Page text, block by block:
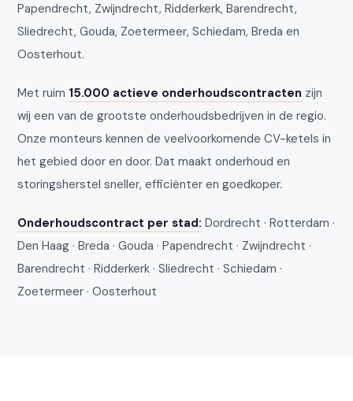
Papendrecht, Zwijndrecht, Ridderkerk, Barendrecht,
Sliedrecht, Gouda, Zoetermeer, Schiedam, Breda en
Oosterhout.
Met ruim 15.000 actieve onderhoudscontracten zijn
wij een van de grootste onderhoudsbedrijven in de regio.
Onze monteurs kennen de veelvoorkomende CV-ketels in
het gebied door en door. Dat maakt onderhoud en
storingsherstel sneller, efficiënter en goedkoper.
Onderhoudscontract per stad: Dordrecht ·Rotterdam ·
Den Haag ·Breda ·Gouda ·Papendrecht · Zwijndrecht ·
Barendrecht ·Ridderkerk ·Sliedrecht ·Schiedam ·
Zoetermeer ·Oosterhout